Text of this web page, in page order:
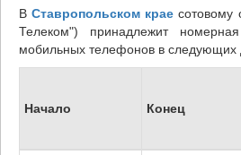
В Ставропольском крае сотовому
Телеком") принадлежит
мобильных телефонов в следующих
Начало Конец